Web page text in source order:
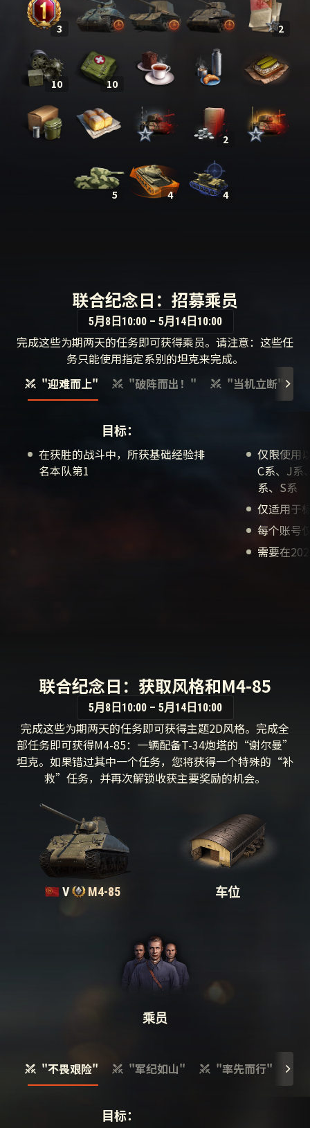
3 2
10 10
2
5 4 4
联合纪念日：招募乘员
5月8日10:00 – 5月14日10:00
完成这些为期两天的任务即可获得乘员。请注意：这些任
务只能使用指定系别的坦克来完成。
"迎难而上"
"破阵而出！" "当机立断"
目标：
在获胜的战斗中，所获基础经验排
名本队第1
仅限使用
C系、J系
系、S系
仅适用于
每个账号
需要在
联合纪念日：获取风格和M4-85
5月8日10:00 – 5月14日10:00
完成这些为期两天的任务即可获得主题2D风格。完成全
部任务即可获得M4-85：一辆配备T-34炮塔的“谢尔曼”
坦克。如果错过其中一个任务，您将获得一个特殊的“补
救”任务，并再次解锁收获主要奖励的机会。
V M4-85 车位
乘员
"不畏艰险" "军纪如山" "率先而行"
目标：